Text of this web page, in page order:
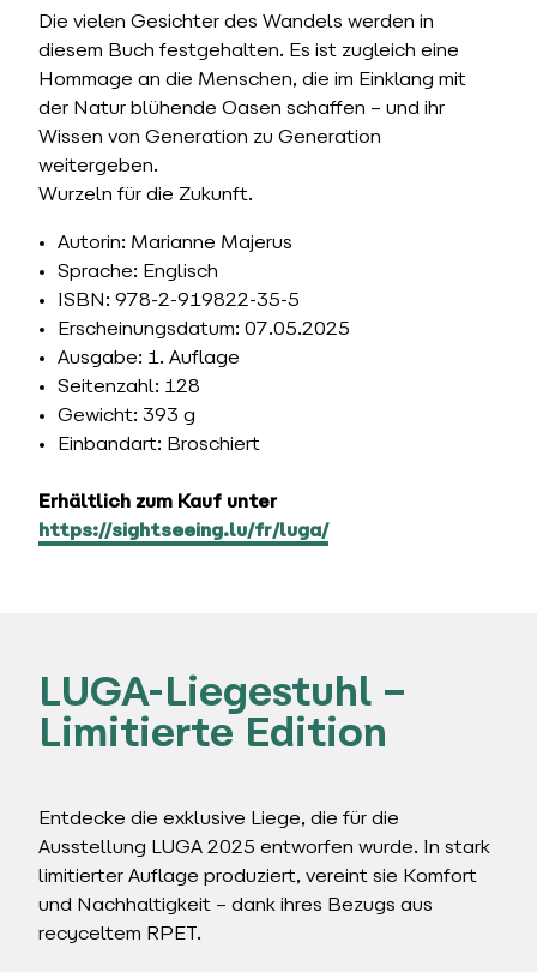
Die vielen Gesichter des Wandels werden in
diesem Buch festgehalten. Es ist zugleich eine
Hommage an die Menschen, die im Einklang mit
der Natur blühende Oasen schaffen – und ihr
Wissen von Generation zu Generation
weitergeben.
Wurzeln für die Zukunft.
Autorin: Marianne Majerus
Sprache: Englisch
ISBN: 978-2-919822-35-5
Erscheinungsdatum: 07.05.2025
Ausgabe: 1. Auflage
Seitenzahl: 128
Gewicht: 393 g
Einbandart: Broschiert
Erhältlich zum Kauf unter
https://sightseeing.lu/fr/luga/
LUGA-Liegestuhl –
Limitierte Edition
Entdecke die exklusive Liege, die für die
Ausstellung LUGA 2025 entworfen wurde. In stark
limitierter Auflage produziert, vereint sie Komfort
und Nachhaltigkeit – dank ihres Bezugs aus
recyceltem RPET.